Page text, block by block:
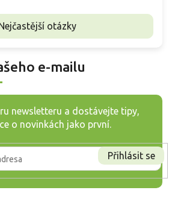
otázky
e-mailu
newsletteru a dostávejte tipy,
o novinkách jako první.
Přihlásit se